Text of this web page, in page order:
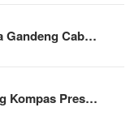
Gandeng Cab…
Kompas Pres…